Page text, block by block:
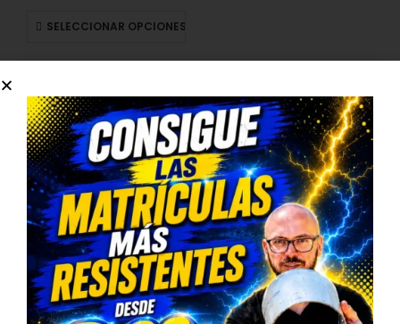
SELECCIONAR OPCIONES
Matrículas personalizadas y
matrículas decorativas
para regalo o decoración
Las matrículas personalizadasdeCARENGINEestán
pensadas para un uso decorativo y ornamental. Son
perfectas para quienes quieren crear una pieza original con
un nombre, una fecha, una frase especial o cualquier texto